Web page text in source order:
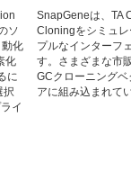
ソ
化
化
に
択
イ
SnapGeneは、TA
Cloningをシミュ
プルなインターフ
す。さまざまな市
GCクローニング
アに組み込まれて